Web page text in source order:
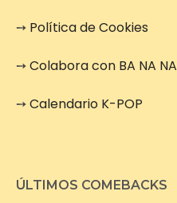
➙ Política de Cookies
➙Colabora con BA NA NA
➙Calendario K-POP
ÚLTIMOS COMEBACKS